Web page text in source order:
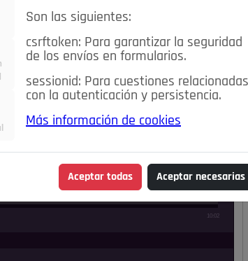
10:02
Son las siguientes:
csrftoken: Para garantizar la seguridad
de los envíos en formularios.
sessionid: Para cuestiones relacionadas
con la autenticación y persistencia.
Más información de cookies
Aceptar todas Aceptar necesarias